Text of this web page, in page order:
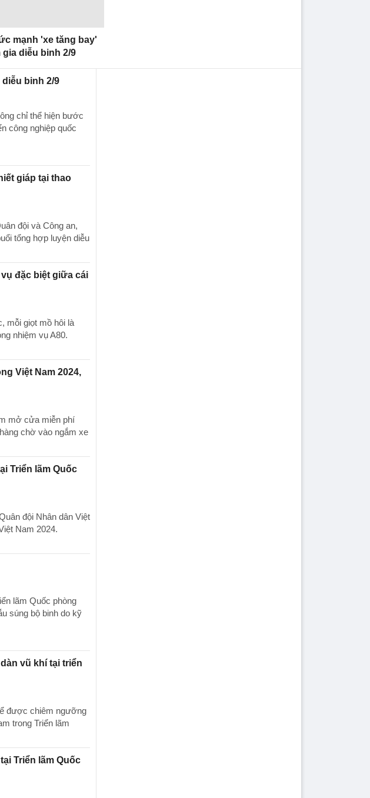
mạnh 'xe tăng bay'
gia diễu binh 2/9
binh 2/9
chỉ thể hiện bước
công nghiệp quốc
giáp tại thao
đội và Công an,
tổng hợp luyện diễu
đặc biệt giữa cái
mỗi giọt mồ hôi là
nhiệm vụ A80.
Việt Nam 2024,
mở cửa miễn phí
chờ vào ngắm xe
Triển lãm Quốc
đội Nhân dân Việt
Nam 2024.
lãm Quốc phòng
súng bộ binh do kỹ
vũ khí tại triển
được chiêm ngưỡng
trong Triển lãm
Triển lãm Quốc